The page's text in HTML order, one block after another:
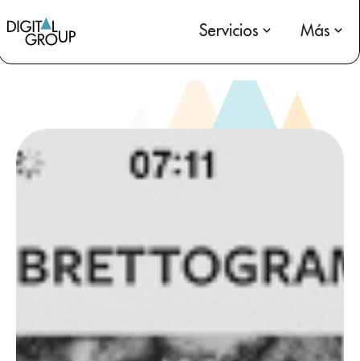
Servicios Más